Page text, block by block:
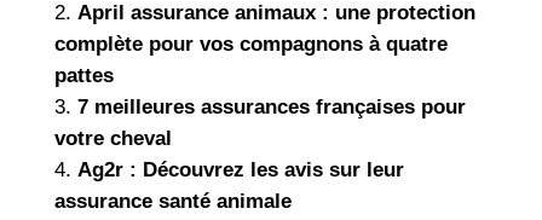
April assurance animaux : une protection
complète pour vos compagnons à quatre
pattes
7 meilleures assurances françaises pour
votre cheval
Ag2r : Découvrez les avis sur leur
assurance santé animale